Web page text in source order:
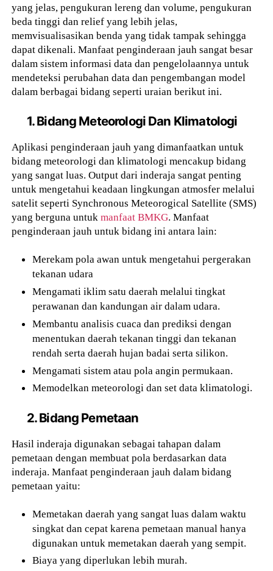
yang jelas, pengukuran lereng dan volume, pengukuran
beda tinggi dan relief yang lebih jelas,
memvisualisasikan benda yang tidak tampak sehingga
dapat dikenali. Manfaat penginderaan jauh sangat besar
dalam sistem informasi data dan pengelolaannya untuk
mendeteksi perubahan data dan pengembangan model
dalam berbagai bidang seperti uraian berikut ini.
1. Bidang Meteorologi Dan Klimatologi
Aplikasi penginderaan jauh yang dimanfaatkan untuk
bidang meteorologi dan klimatologi mencakup bidang
yang sangat luas. Output dari inderaja sangat penting
untuk mengetahui keadaan lingkungan atmosfer melalui
satelit seperti Synchronous Meteorogical Satellite (SMS)
yang berguna untukmanfaat BMKG. Manfaat
penginderaan jauh untuk bidang ini antara lain:
Merekam pola awan untuk mengetahui pergerakan
tekanan udara
Mengamati iklim satu daerah melalui tingkat
perawanan dan kandungan air dalam udara.
Membantu analisis cuaca dan prediksi dengan
menentukan daerah tekanan tinggi dan tekanan
rendah serta daerah hujan badai serta silikon.
Mengamati sistem atau pola angin permukaan.
Memodelkan meteorologi dan set data klimatologi.
2. Bidang Pemetaan
Hasil inderaja digunakan sebagai tahapan dalam
pemetaan dengan membuat pola berdasarkan data
inderaja. Manfaat penginderaan jauh dalam bidang
pemetaan yaitu:
Memetakan daerah yang sangat luas dalam waktu
singkat dan cepat karena pemetaan manual hanya
digunakan untuk memetakan daerah yang sempit.
Biaya yang diperlukan lebih murah.